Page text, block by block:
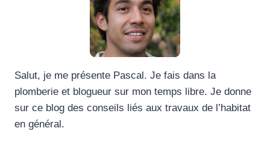
Salut, je me présente Pascal. Je fais dans la
plomberie et blogueur sur mon temps libre. Je donne
sur ce blog des conseils liés aux travaux de l’habitat
en général.